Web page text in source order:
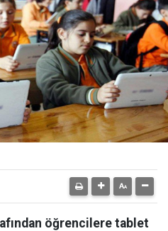
öğrencilere tablet